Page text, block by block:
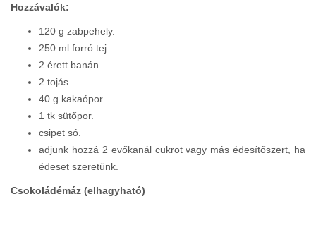
Hozzávalók:
120 g zabpehely.
250 ml forró tej.
2 érett banán.
2 tojás.
40 g kakaópor.
1 tk sütőpor.
csipet só.
adjunk hozzá 2 evőkanál cukrot vagy más édesítőszert, ha
édeset szeretünk.
Csokoládémáz (elhagyható)